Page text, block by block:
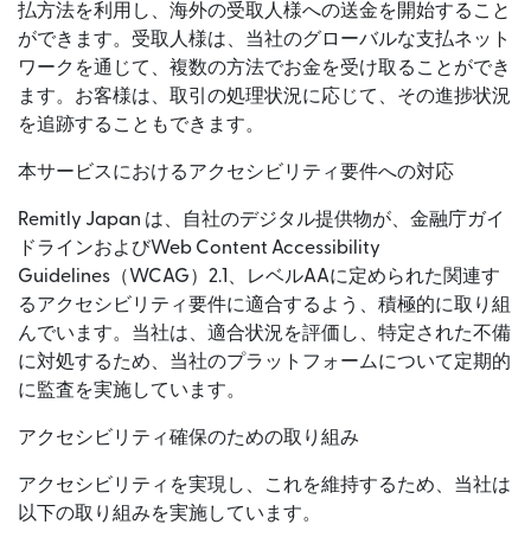
払方法を利用し、海外の受取人様への送金を開始すること
ができます。受取人様は、当社のグローバルな支払ネット
ワークを通じて、複数の方法でお金を受け取ることができ
ます。お客様は、取引の処理状況に応じて、その進捗状況
を追跡することもできます。
本サービスにおけるアクセシビリティ要件への対応
Remitly Japan は、自社のデジタル提供物が、金融庁ガイ
ドラインおよびWeb Content Accessibility
Guidelines（WCAG）2.1、レベルAAに定められた関連す
るアクセシビリティ要件に適合するよう、積極的に取り組
んでいます。当社は、適合状況を評価し、特定された不備
に対処するため、当社のプラットフォームについて定期的
に監査を実施しています。
アクセシビリティ確保のための取り組み
アクセシビリティを実現し、これを維持するため、当社は
以下の取り組みを実施しています。